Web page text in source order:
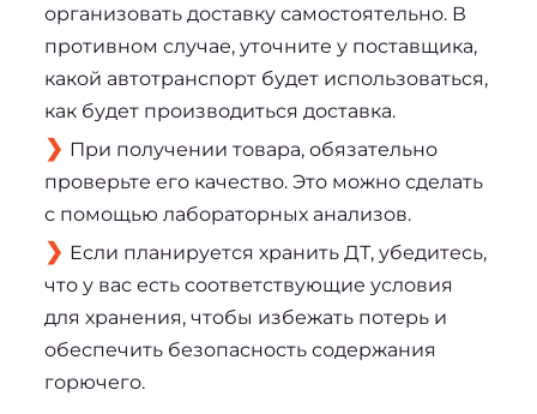
организовать доставку самостоятельно. В
противном случае, уточните у поставщика,
какой автотранспорт будет использоваться,
как будет производиться доставка.
При получении товара, обязательно
проверьте его качество. Это можно сделать
с помощью лабораторных анализов.
Если планируется хранить ДТ, убедитесь,
что у вас есть соответствующие условия
для хранения, чтобы избежать потерь и
обеспечить безопасность содержания
горючего.